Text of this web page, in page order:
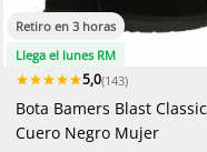
Retiro en 3 horas
Llega el lunes RM
5,0(143)
Bota Bamers Blast Classic
Cuero Negro Mujer